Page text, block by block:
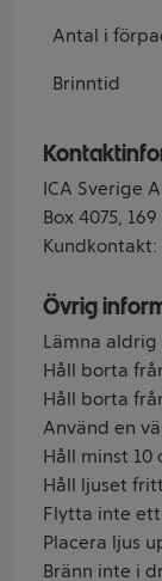
Antal i
Brinntid
ICA Sverige
Box 4075,
Kundkontakt:
Övrig
Lämna
Håll borta
Håll borta
Använd en
Håll minst 10
Håll ljuset
Flytta inte
Placera ljus
Bränn inte i